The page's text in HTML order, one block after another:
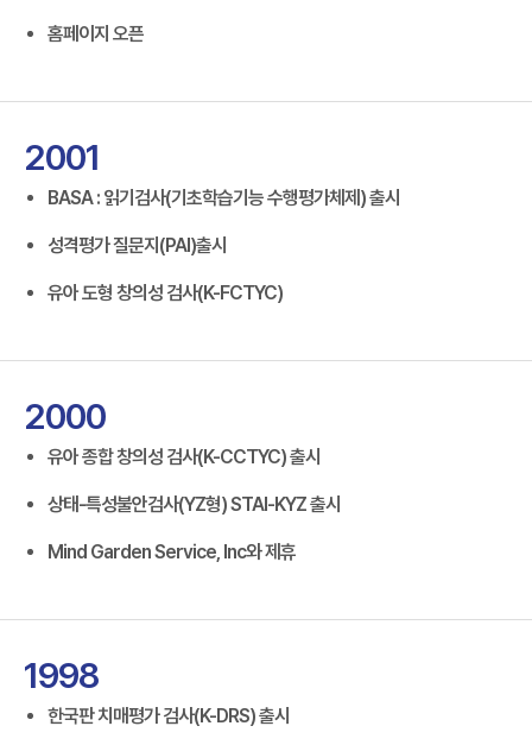
홈페이지 오픈
2001
BASA : 읽기검사(기초학습기능 수행평가체제) 출시
성격평가 질문지(PAI)출시
유아 도형 창의성 검사(K-FCTYC)
2000
유아 종합 창의성 검사(K-CCTYC) 출시
상태-특성불안검사(YZ형) STAI-KYZ 출시
Mind Garden Service, Inc와 제휴
1998
한국판 치매평가 검사(K-DRS) 출시